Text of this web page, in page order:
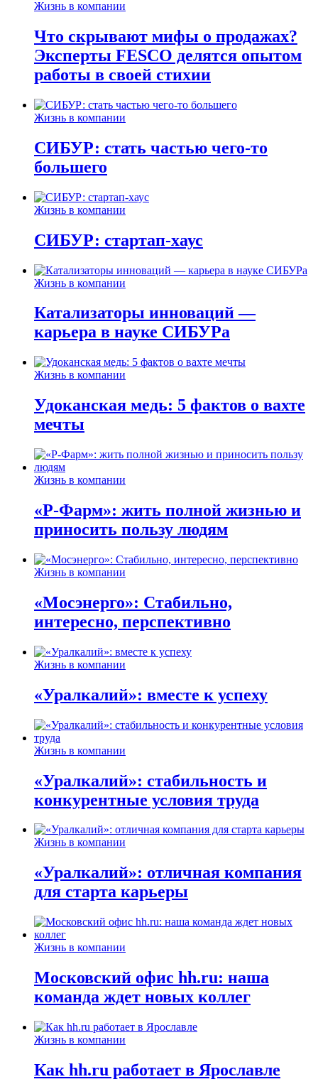
Жизнь в компании
Что скрывают мифы о продажах?
Эксперты FESCO делятся опытом
работы в своей стихии
Жизнь в компании
СИБУР: стать частью чего-то
большего
Жизнь в компании
СИБУР: стартап-хаус
Жизнь в компании
Катализаторы инноваций —
карьера в науке СИБУРа
Жизнь в компании
Удоканская медь: 5 фактов о вахте
мечты
Жизнь в компании
«Р-Фарм»: жить полной жизнью и
приносить пользу людям
Жизнь в компании
«Мосэнерго»: Стабильно,
интересно, перспективно
Жизнь в компании
«Уралкалий»: вместе к успеху
Жизнь в компании
«Уралкалий»: стабильность и
конкурентные условия труда
Жизнь в компании
«Уралкалий»: отличная компания
для старта карьеры
Жизнь в компании
Московский офис hh.ru: наша
команда ждет новых коллег
Жизнь в компании
Как hh.ru работает в Ярославле